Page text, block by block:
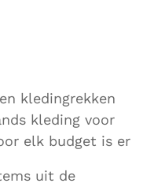
kledingrekken
kleding voor
elk budget is er
uit de